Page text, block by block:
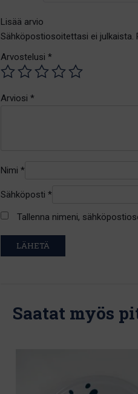
Lisää arvio
Sähköpostiosoitettasi ei julkaista.
Arvostelusi *
Arviosi *
Nimi *
Sähköposti *
Tallenna nimeni,
Saatat myös